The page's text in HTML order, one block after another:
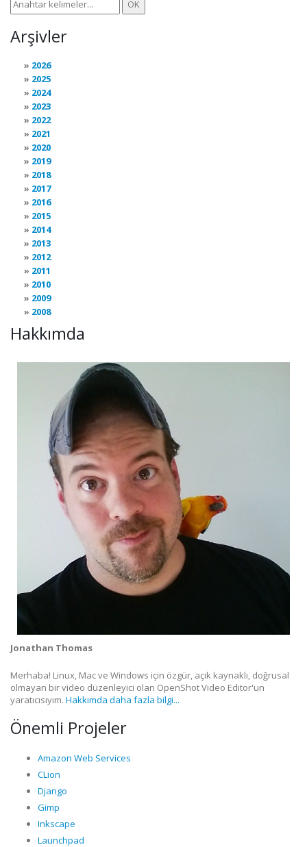
Arşivler
2026
2025
2024
2023
2022
2021
2020
2019
2018
2017
2016
2015
2014
2013
2012
2011
2010
2009
2008
Hakkımda
Jonathan Thomas
Merhaba! Linux, Mac ve Windows için özgür, açık kaynaklı, doğrusal
olmayan bir video düzenleyici olan OpenShot Video Editor'un
yaratıcısıyım. Hakkımda daha fazla bilgi...
Önemli Projeler
Amazon Web Services
CLion
Django
Gimp
Inkscape
Launchpad